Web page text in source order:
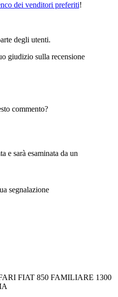
degli utenti.
giudizio sulla recensione
commento?
e sarà esaminata da un
segnalazione